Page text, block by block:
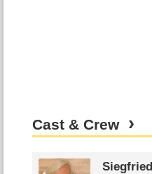
Cast & Crew